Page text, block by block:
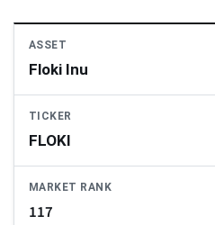
ASSET
Floki Inu
TICKER
FLOKI
MARKET RANK
117